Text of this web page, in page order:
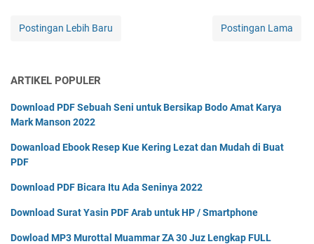
Postingan Lebih Baru Postingan Lama
ARTIKEL POPULER
Download PDF Sebuah Seni untuk Bersikap Bodo Amat Karya
Mark Manson 2022
Dowanload Ebook Resep Kue Kering Lezat dan Mudah di Buat
PDF
Download PDF Bicara Itu Ada Seninya 2022
Download Surat Yasin PDF Arab untuk HP / Smartphone
Dowload MP3 Murottal Muammar ZA 30 Juz Lengkap FULL